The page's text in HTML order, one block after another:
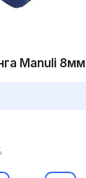
Manuli 8мм